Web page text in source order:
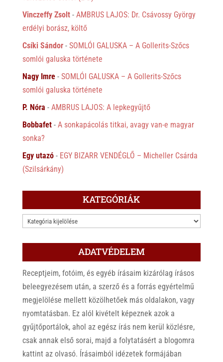
Vinczeffy Zsolt- AMBRUS LAJOS: Dr. Csávossy György
erdélyi borász, költő
Csíki Sándor- SOMLÓI GALUSKA – A Gollerits-Szőcs
somlói galuska története
Nagy Imre- SOMLÓI GALUSKA – A Gollerits-Szőcs
somlói galuska története
P. Nóra - AMBRUS LAJOS: A lepkegyűjtő
Bobbafet- A sonkapácolás titkai, avagy van-e magyar
sonka?
Egy utazó- EGY BIZARR VENDÉGLŐ – Micheller Csárda
(Szilsárkány)
KATEGÓRIÁK
KATEGÓRIÁK
ADATVÉDELEM
Receptjeim, fotóim, és egyéb írásaim kizárólag írásos
beleegyezésem után, a szerző és a forrás egyértelmű
megjelölése mellett közölhetőek más oldalakon, vagy
nyomtatásban. Ez alól kivételt képeznek azok a
gyűjtőportálok, ahol az egész írás nem kerül közlésre,
csak annak első sorai, majd a folytatásért a blogomra
kattint az olvasó. Írásaimból idézetek formájában